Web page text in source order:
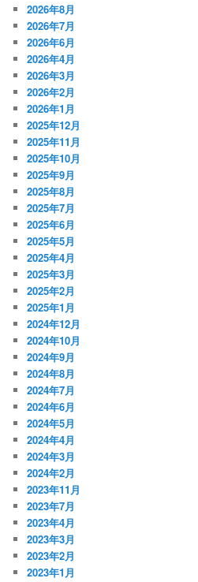
2026年8月
2026年7月
2026年6月
2026年4月
2026年3月
2026年2月
2026年1月
2025年12月
2025年11月
2025年10月
2025年9月
2025年8月
2025年7月
2025年6月
2025年5月
2025年4月
2025年3月
2025年2月
2025年1月
2024年12月
2024年10月
2024年9月
2024年8月
2024年7月
2024年6月
2024年5月
2024年4月
2024年3月
2024年2月
2023年11月
2023年7月
2023年4月
2023年3月
2023年2月
2023年1月